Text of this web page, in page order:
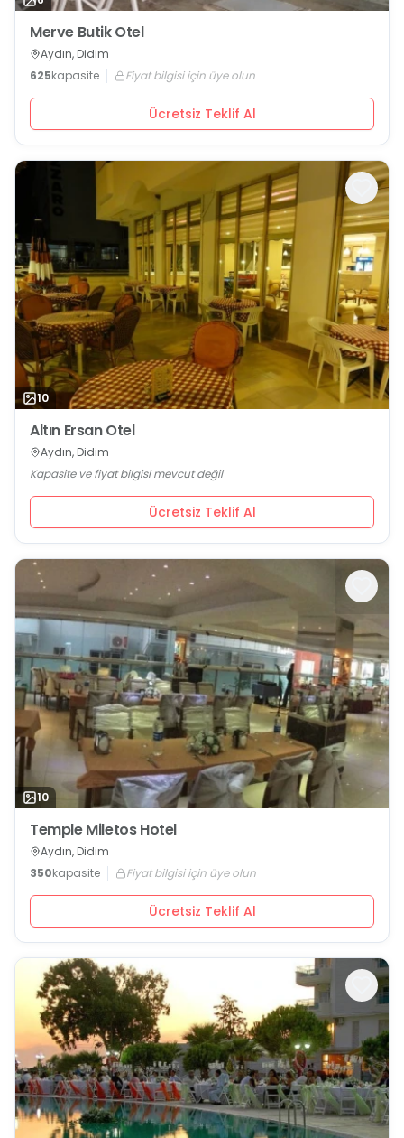
Merve Butik Otel
Aydın, Didim
625kapasite Fiyat bilgisi için üye olun
Ücretsiz Teklif Al
10
Altın Ersan Otel
Aydın, Didim
Kapasite ve fiyat bilgisi mevcut değil
Ücretsiz Teklif Al
10
Temple Miletos Hotel
Aydın, Didim
350kapasite Fiyat bilgisi için üye olun
Ücretsiz Teklif Al